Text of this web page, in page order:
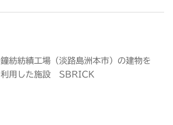
鐘紡紡績工場（淡路島洲本市）の建物を
利用した施設 SBRICK